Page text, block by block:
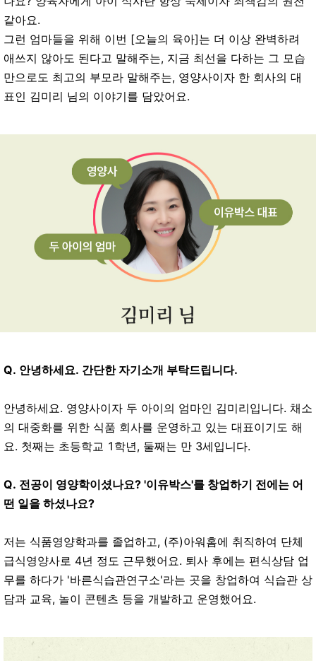
같아요.
그런 엄마들을 위해 이번 [오늘의 육아]는 더 이상 완벽하려
애쓰지 않아도 된다고 말해주는, 지금 최선을 다하는 그 모습
만으로도 최고의 부모라 말해주는, 영양사이자 한 회사의 대
표인 김미리 님의 이야기를 담았어요.
Q. 안녕하세요. 간단한 자기소개 부탁드립니다.
안녕하세요. 영양사이자 두 아이의 엄마인 김미리입니다. 채소
의 대중화를 위한 식품 회사를 운영하고 있는 대표이기도 해
요. 첫째는 초등학교 1학년, 둘째는 만 3세입니다.
Q. 전공이 영양학이셨나요? '이유박스'를 창업하기 전에는 어
떤 일을 하셨나요?
저는 식품영양학과를 졸업하고, (주)아워홈에 취직하여 단체
급식영양사로 4년 정도 근무했어요. 퇴사 후에는 편식상담 업
무를 하다가 '바른식습관연구소'라는 곳을 창업하여 식습관 상
담과 교육, 놀이 콘텐츠 등을 개발하고 운영했어요.